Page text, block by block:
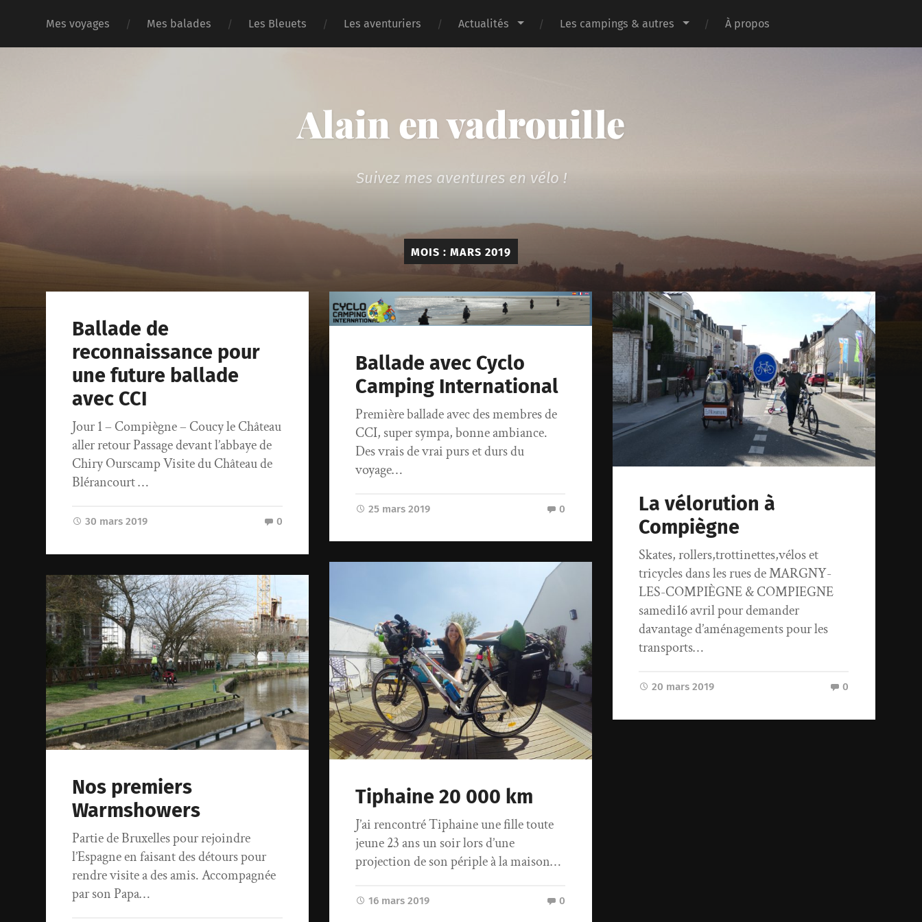
Mes voyages Mes balades Les Bleuets Les aventuriers Actualités Les campings & autres À propos
Alain en vadrouille
Suivez mes aventures en vélo !
MOIS : MARS 2019
Ballade de
reconnaissance pour
une future ballade
avec CCI
Jour 1 – Compiègne – Coucy le Château
aller retour Passage devant l’abbaye de
Chiry Ourscamp Visite du Château de
Blérancourt …
30 mars 2019 0
Ballade avec Cyclo
Camping International
Première ballade avec des membres de
CCI, super sympa, bonne ambiance.
Des vrais de vrai purs et durs du
voyage…
25 mars 2019 0
La vélorution à
Compiègne
Skates, rollers,trottinettes,vélos et
tricycles dans les rues de MARGNY-
LES-COMPIÈGNE & COMPIEGNE
samedi16 avril pour demander
davantage d’aménagements pour les
transports…
20 mars 2019 0
Tiphaine 20 000 km
J’ai rencontré Tiphaine une fille toute
jeune 23 ans un soir lors d’une
projection de son périple à la maison…
16 mars 2019 0
Nos premiers
Warmshowers
Partie de Bruxelles pour rejoindre
l’Espagne en faisant des détours pour
rendre visite a des amis. Accompagnée
par son Papa…